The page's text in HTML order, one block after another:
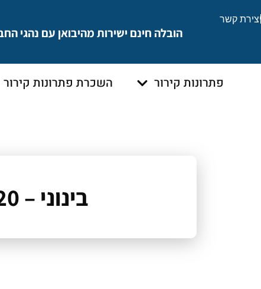
יצירת קשר
הובלה חינם ישירות מהיבואן עם נהגי
פתרונות קירור השכרת פתרונות קירור
בינוני – 20 עד 70 ליטר